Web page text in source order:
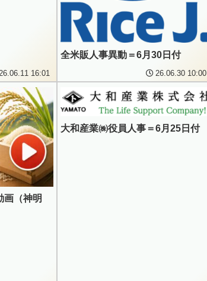
16:01
全米販人事異動＝6月30日付
26.06.30 10:00
画（神明
大和産業㈱役員人事＝6月25日付